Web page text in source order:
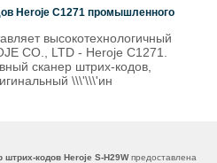
Heroje C1271 промышленного
высокотехнологичный
CO., LTD - Heroje C1271.
сканер штрих-кодов,
\\\'\\\'ин
штрих-кодов Heroje S-H29Wпредоставлена